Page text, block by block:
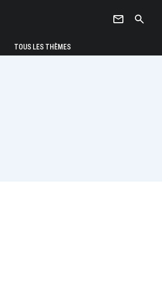
newsletter search
TOUS LES THÈMES